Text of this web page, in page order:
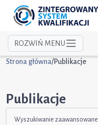
ROZWIŃ MENU
Strona główna/Publikacje
Publikacje
Wyszukiwanie zaawansowane